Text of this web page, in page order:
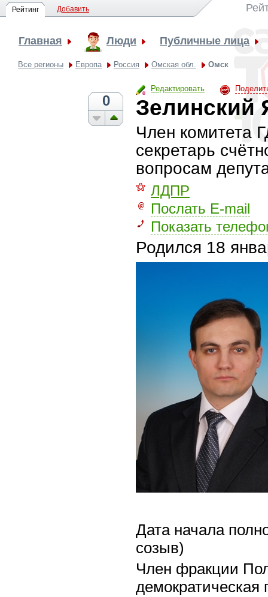
Рейтинг Добавить
Главная Люди Публичные лица
Все регионы Европа Россия Омская обл. Омск
Редактировать
0 Зелинский
Член комитета
секретарь
вопросам
⚝ ЛДПР
Послать E-mail
Показать
Родился 18
Дата начала
созыв)
Член фракции
демократическая